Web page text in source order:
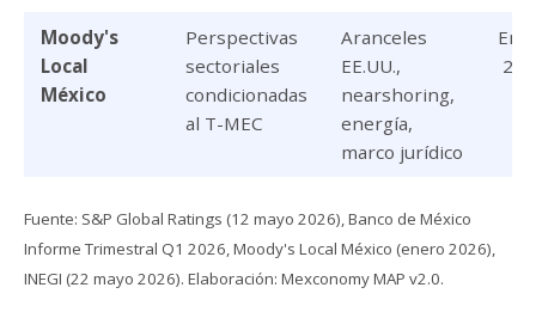
Moody's
Local
México
Perspectivas
sectoriales
condicionadas
al T-MEC
Aranceles
EE.UU.,
nearshoring,
energía,
marco jurídico
Fuente: S&P Global Ratings (12 mayo 2026), Banco de México
Informe Trimestral Q1 2026, Moody's Local México (enero 2026),
INEGI (22 mayo 2026). Elaboración: Mexconomy MAP v2.0.